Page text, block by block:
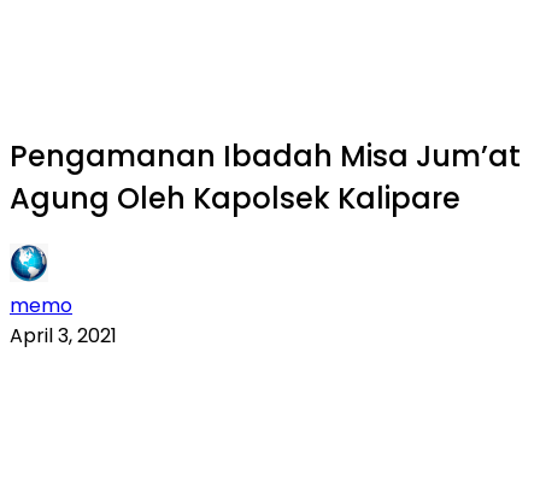
Pengamanan Ibadah Misa Jum’at
Agung Oleh Kapolsek Kalipare
memo
April 3, 2021